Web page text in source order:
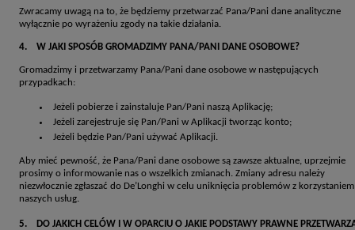
Zwracamy uwagą na to, że będziemy przetwarzać Pana/Pani dane analityczne
wyłącznie po wyrażeniu zgody na takie działania.
4. W JAKI SPOSÓB GROMADZIMY PANA/PANI DANE OSOBOWE?
Gromadzimy i przetwarzamy Pana/Pani dane osobowe w następujących
przypadkach:
Jeżeli pobierze i zainstaluje Pan/Pani naszą Aplikację;
Jeżeli zarejestruje się Pan/Pani w Aplikacji tworząc konto;
Jeżeli będzie Pan/Pani używać Aplikacji.
Aby mieć pewność, że Pana/Pani dane osobowe są zawsze aktualne, uprzejmie
prosimy o informowanie nas o wszelkich zmianach. Zmiany adresu należy
niezwłocznie zgłaszać do De’Longhi w celu uniknięcia problemów z korzystaniem
naszych usług.
5. DO JAKICH CELÓW I W OPARCIU O JAKIE PODSTAWY PRAWNE